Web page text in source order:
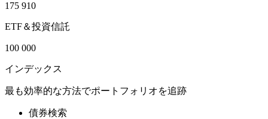
175 910
ETF＆投資信託
100 000
インデックス
最も効率的な方法でポートフォリオを追跡
債券検索